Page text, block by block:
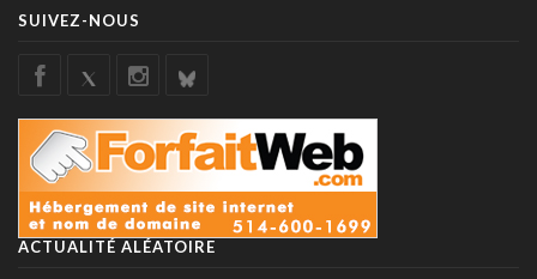
SUIVEZ-NOUS
ACTUALITÉ ALÉATOIRE